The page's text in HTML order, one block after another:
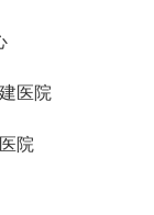
医院
院